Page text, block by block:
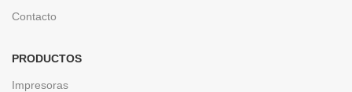
Contacto
PRODUCTOS
Impresoras